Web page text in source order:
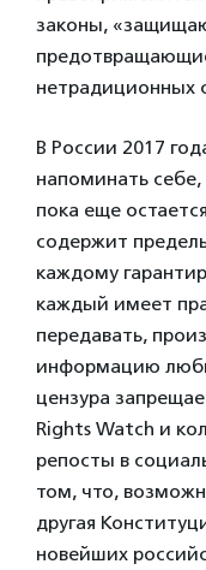
законы,
нетрадиционных
В России 2017
напоминать
пока еще
содержит
каждому
каждый имеет
передавать,
информацию
цензура
Rights Watch и
репосты в
том, что,
другая
новейших